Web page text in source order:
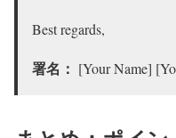
Best regards,
署名： [Your Name]